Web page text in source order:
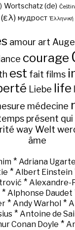
Wortschatz (de)
(ελ) мудрост Ἑλληνική
amour art Auge
courage
est fait films
Liebe life
médecine
présent qui
way Welt
âme
* Adriana Ugarte
* Albert Einstein
* Alexandre-
* Alphonse Daudet
* Andy Warhol *
* Antoine de
Conan Doyle *